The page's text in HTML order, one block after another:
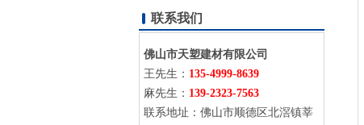
联系我们
佛山市天塑建材有限公司
王先生： 135-4999-8639
麻先生： 139-2323-7563
联系地址：佛山市顺德区北滘镇莘